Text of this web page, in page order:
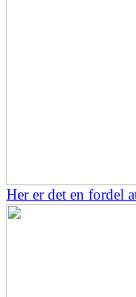
Her er det en fordel